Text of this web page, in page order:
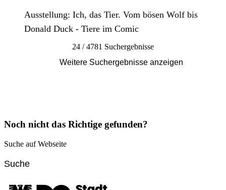
Ausstellung: Ich, das Tier. Vom bösen Wolf bis
Donald Duck - Tiere im Comic
24 / 4781 Suchergebnisse
Weitere Suchergebnisse anzeigen
Noch nicht das Richtige gefunden?
Suche auf Webseite